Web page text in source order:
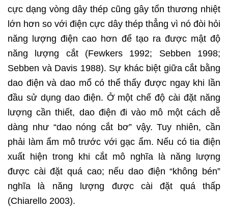
cực dạng vòng dây thép cũng gây tổn thương nhiệt
lớn hơn so với điện cực dây thép thẳng vì nó đòi hỏi
năng lượng điện cao hơn để tạo ra được mật độ
năng lượng cắt (Fewkers 1992; Sebben 1998;
Sebben và Davis 1988). Sự khác biệt giữa cắt bằng
dao điện và dao mổ có thể thấy được ngay khi lần
đầu sử dụng dao điện. Ở một chế độ cài đặt năng
lượng cần thiết, dao điện đi vào mô một cách dễ
dàng như “dao nóng cắt bơ” vậy. Tuy nhiên, cần
phải làm ẩm mô trước với gạc ẩm. Nếu có tia điện
xuất hiện trong khi cắt mô nghĩa là năng lượng
được cài đặt quá cao; nếu dao điện “không bén”
nghĩa là năng lượng được cài đặt quá thấp
(Chiarello 2003).